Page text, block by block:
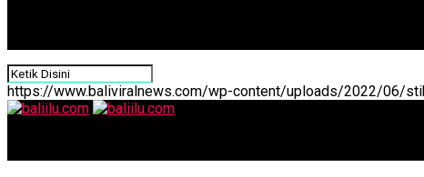
https://www.baliviralnews.com/wp-content/uploads/2022/06/